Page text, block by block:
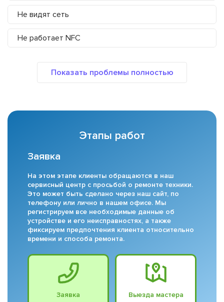
Не видят сеть
Не работает NFC
Этапы работ
Заявка
На этом этапе клиенты обращаются в наш
сервисный центр с просьбой о ремонте техники.
Это может быть сделано через наш сайт, по
телефону или лично в нашем офисе. Мы
регистрируем все необходимые данные об
устройстве и его неисправностях, а также
фиксируем предпочтения клиента относительно
времени и способа ремонта.
Заявка Выезда мастера